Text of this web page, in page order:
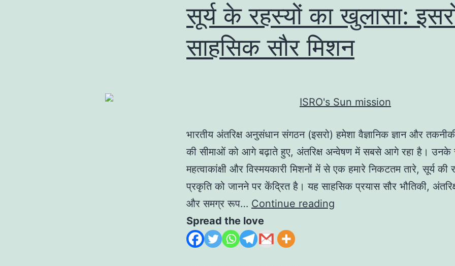
सूर्य के रहस्यों का खुलासा:
साहसिक सौर मिशन
भारतीय अंतरिक्ष अनुसंधान संगठन (इसरो) हमेशा वैज्ञानिक ज्ञान और
की सीमाओं को आगे बढ़ाते हुए, अंतरिक्ष अन्वेषण में सबसे आगे रहा है।
महत्वाकांक्षी और विस्मयकारी मिशनों में से एक हमारे निकटतम तारे, सूर्य की
प्रकृति को जानने पर केंद्रित है। यह साहसिक प्रयास सौर भौतिकी,
और समग्र रूप… Continue reading
Spread the love